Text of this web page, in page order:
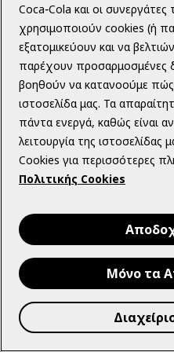
παρεμβαίνετε) με
των Υπηρεσιών από
Να χρησιμοποιείτε τις
οποιουδήποτε άλλου
Να αντιγράφετε,
μεταφράζετε,
αποκωδικοποιείτε ή
άλλο τρόπο να
Να αφαιρέσετε
πνευματικών
άλλων δικαιωμάτων
Υπηρεσίες ή να
τρόπο τα δικαιώματα
οποιουδήποτε τρίτου
Coca‑Cola και οι
χρησιμοποιούν cookies (ή
εξατομικεύουν και να
παρέχουν προσαρμοσμένες
βοηθούν να κατανοούμε πώς
ιστοσελίδα μας. Τα
πάντα ενεργά, καθώς είναι
λειτουργία της ιστοσελίδας
Cookies για περισσότερες
Πολιτικής Cookies
Μόνο τα